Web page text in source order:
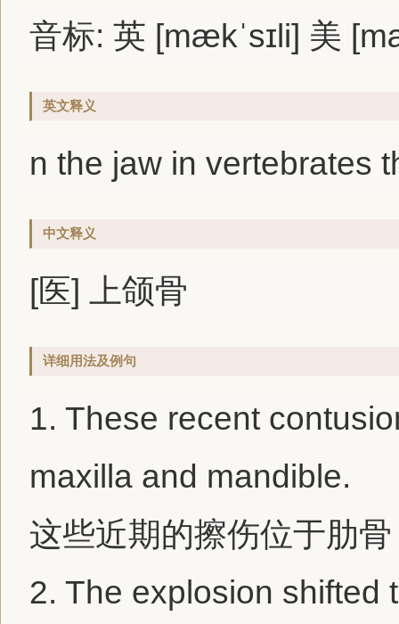
音标: 英 [mækˈsɪli] 美
英文释义
n the jaw in vertebrates
中文释义
[医] 上颌骨
详细用法及例句
1. These recent
maxilla and mandible.
这些近期的擦伤位于肋
2. The explosion shifted